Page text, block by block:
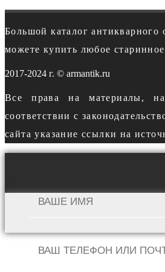
Большой каталог
можете купить любое
2017-2024 г. © armantik.ru
Все права на материалы,
соответствии с
сайта указание ссылки на